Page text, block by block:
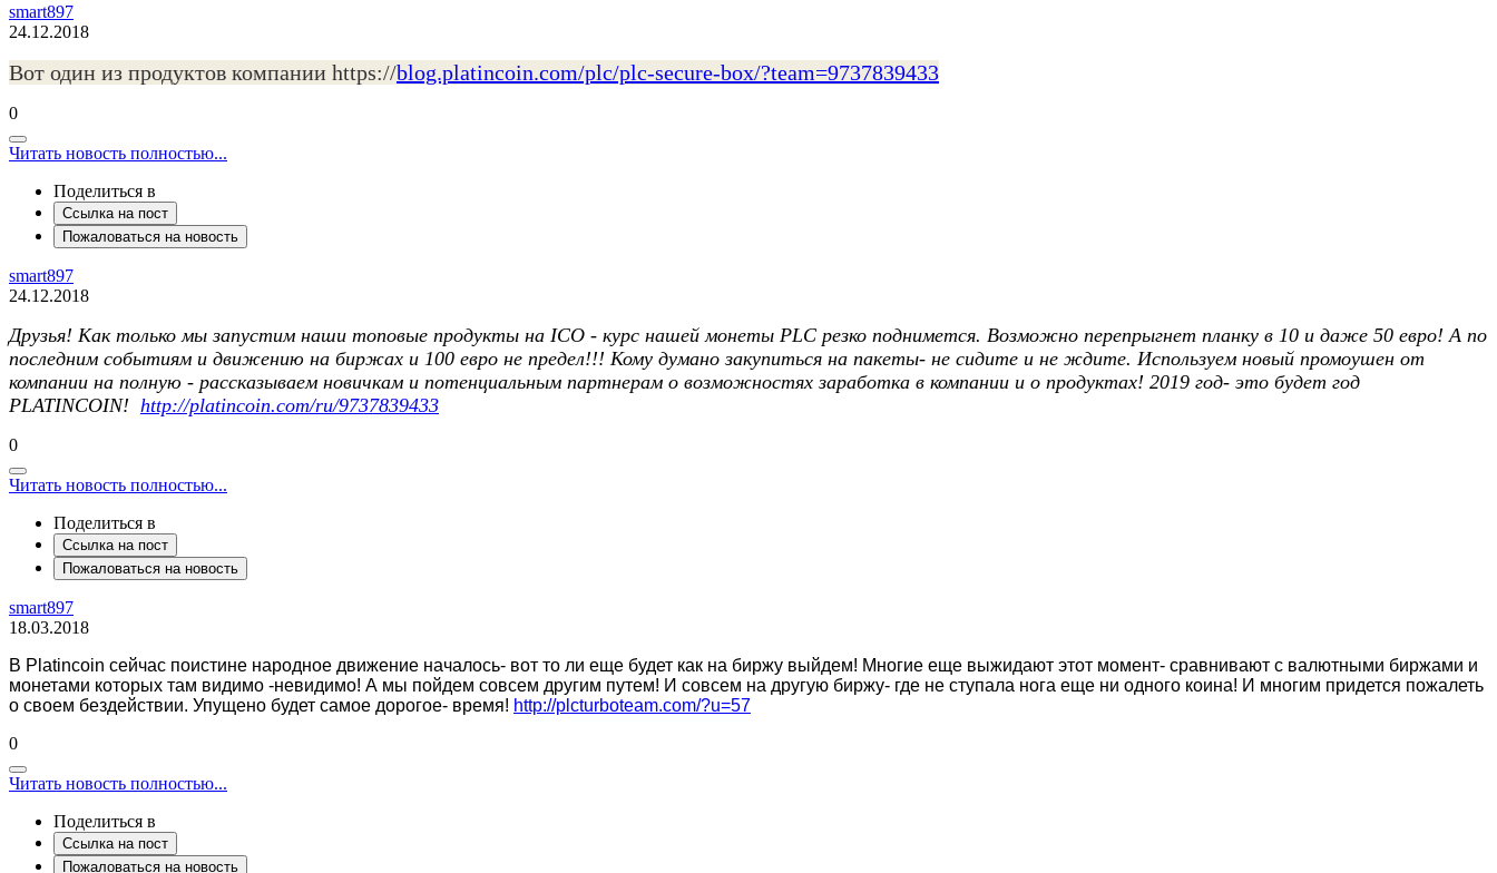
smart897
24.12.2018
Вот один из продуктов компании https://blog.platincoin.com/plc/plc-secure-box/?team=9737839433
0
Читать новость полностью...
Поделиться в
Ссылка на пост
Пожаловаться на новость
smart897
24.12.2018
Друзья! Как только мы запустим наши топовые продукты на ICO - курс нашей монеты PLC резко поднимется. Возможно перепрыгнет планку в 10 и даже 50 евро! А по
последним событиям и движению на биржах и 100 евро не предел!!! Кому думано закупиться на пакеты- не сидите и не ждите. Используем новый промоушен от
компании на полную - рассказываем новичкам и потенциальным партнерам о возможностях заработка в компании и о продуктах! 2019 год- это будет год
PLATINCOIN! http://platincoin.com/ru/9737839433
0
Читать новость полностью...
Поделиться в
Ссылка на пост
Пожаловаться на новость
smart897
18.03.2018
В Platincoin сейчас поистине народное движение началось- вот то ли еще будет как на биржу выйдем! Многие еще выжидают этот момент- сравнивают с валютными биржами и
монетами которых там видимо -невидимо! А мы пойдем совсем другим путем! И совсем на другую биржу- где не ступала нога еще ни одного коина! И многим придется пожалеть
о своем бездействии. Упущено будет самое дорогое- время! http://plcturboteam.com/?u=57
0
Читать новость полностью...
Поделиться в
Ссылка на пост
Пожаловаться на новость